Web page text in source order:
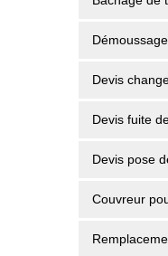
Devis
Devis fuite
Devis pose
Couvreur